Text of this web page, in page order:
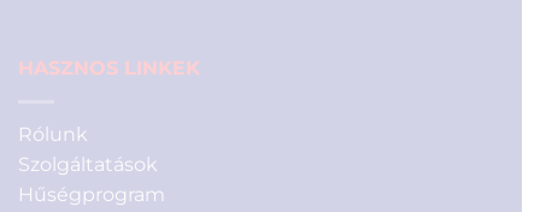
HASZNOS LINKEK
Rólunk
Szolgáltatások
Hűségprogram